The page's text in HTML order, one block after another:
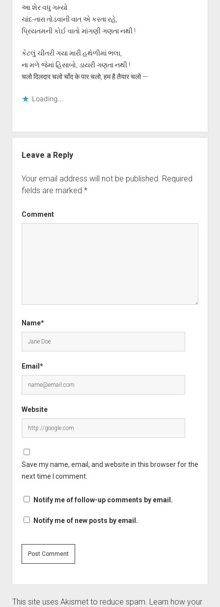
આ શેર વધુ ગમ્યો
ચાંદ-તારા તોડવાની વાત એ કરતા રહે,
પ્રિયતમની કોઈ વાતો માંગણી ગણતા નથી !
કેટલું ચીતરી ગયા મારી હથેળીમાં ભલા,
ના મળે જેમાં હિસાબો, ડાયરી ગણતા નથી !
चलो दिलदार चलो चाँद के पार चलो, हम है तैयार चलो —
Loading...
Leave a Reply
Your email address will not be published. Required
fields are marked *
Comment
Name*
Email*
Website
Save my name, email, and website in this browser for the
next time I comment.
Notify me of follow-up comments by email.
Notify me of new posts by email.
This site uses Akismet to reduce spam. Learn how your